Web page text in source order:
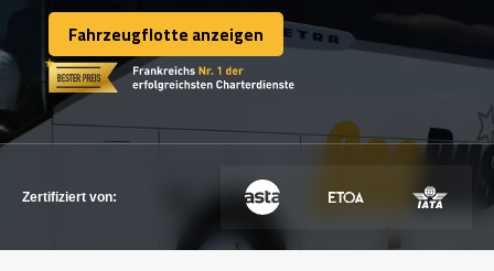
FLOTTE
KONTAKTIEREN SIE UNS
KONTAKTIEREN SIE UNS
Fahrzeugflotte anzeigen
Fahrzeugflotte anzeigen
Zertifiziert von: